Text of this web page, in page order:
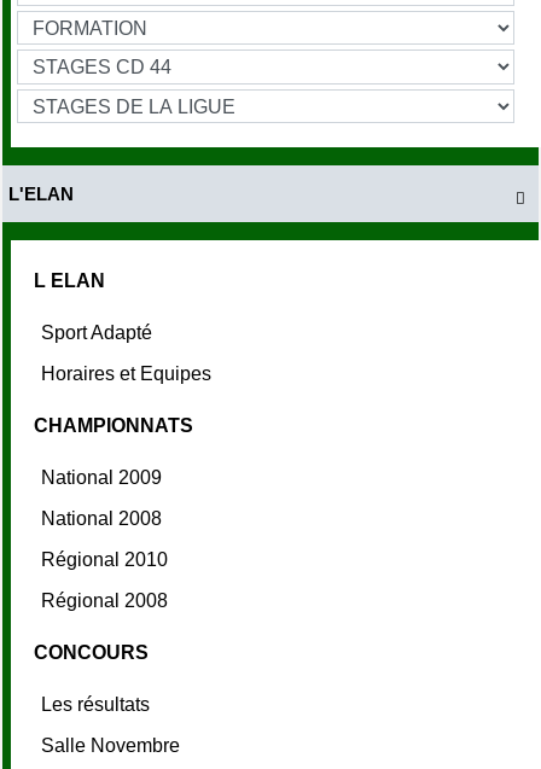

L'ELAN
L ELAN
Sport Adapté
Horaires et Equipes
CHAMPIONNATS
National 2009
National 2008
Régional 2010
Régional 2008
CONCOURS
Les résultats
Salle Novembre